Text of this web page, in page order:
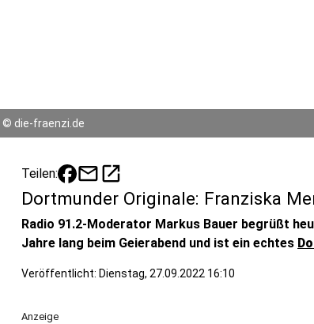
© die-fraenzi.de
Teilen: mailopen_in_new
Dortmunder Originale: Franziska
Radio 91.2-Moderator Markus Bauer begrüßt
Jahre lang beim Geierabend und ist ein echtes
Veröffentlicht: Dienstag, 27.09.2022 16:10
Anzeige